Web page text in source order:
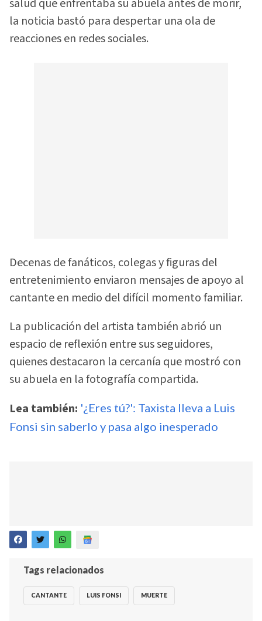
salud que enfrentaba su abuela antes de morir,
la noticia bastó para despertar una ola de
reacciones en redes sociales.
Decenas de fanáticos, colegas y figuras del
entretenimiento enviaron mensajes de apoyo al
cantante en medio del difícil momento familiar.
La publicación del artista también abrió un
espacio de reflexión entre sus seguidores,
quienes destacaron la cercanía que mostró con
su abuela en la fotografía compartida.
Lea también: '¿Eres tú?': Taxista lleva a Luis
Fonsi sin saberlo y pasa algo inesperado
Tags relacionados
CANTANTE LUIS FONSI MUERTE